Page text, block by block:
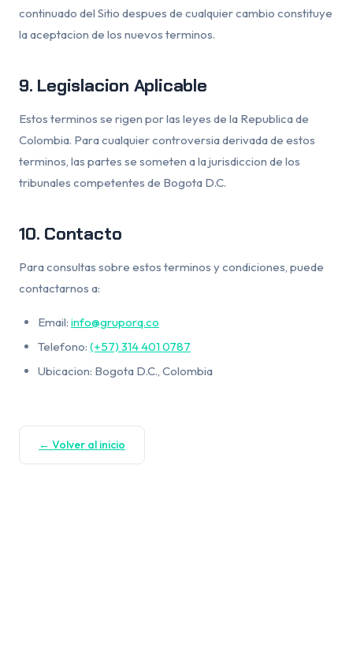
continuado del Sitio despues de cualquier cambio constituye
la aceptacion de los nuevos terminos.
9. Legislacion Aplicable
Estos terminos se rigen por las leyes de la Republica de
Colombia. Para cualquier controversia derivada de estos
terminos, las partes se someten a la jurisdiccion de los
tribunales competentes de Bogota D.C.
10. Contacto
Para consultas sobre estos terminos y condiciones, puede
contactarnos a:
Email: info@gruporq.co
Telefono: (+57) 314 401 0787
Ubicacion: Bogota D.C., Colombia
← Volver al inicio